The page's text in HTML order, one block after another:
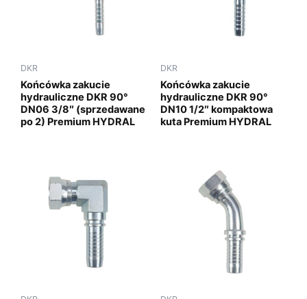
DKR
Końcówka zakucie
hydrauliczne DKR 90°
DN06 3/8″ (sprzedawane
po 2) Premium HYDRAL
DKR
Końcówka zakucie
hydrauliczne DKR 90°
DN10 1/2″ kompaktowa
kuta Premium HYDRAL